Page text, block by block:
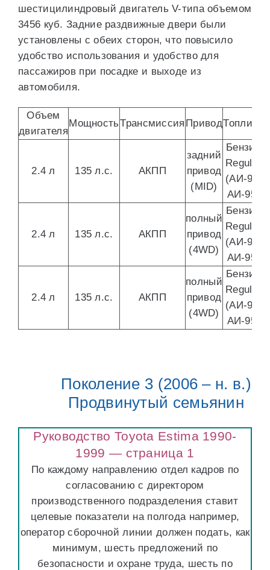
шестицилиндровый двигатель V-типа объемом
3456 куб. Задние раздвижные двери были
установлены с обеих сторон, что повысило
удобство использования и удобство для
пассажиров при посадке и выходе из
автомобиля.
Объем
двигателя
МощностьТрансмиссия ПриводТопливо
2.4 л 135 л.с. АКПП
задний
привод
(MID)
Бензин
Regular
(АИ-92,
АИ-95)
2.4 л 135 л.с. АКПП
полный
привод
(4WD)
Бензин
Regular
(АИ-92,
АИ-95)
2.4 л 135 л.с. АКПП
полный
привод
(4WD)
Бензин
Regular
(АИ-92,
АИ-95)
Поколение 3 (2006 – н. в.)
Продвинутый семьянин
Руководство Toyota Estima 1990-
1999 — страница 1
По каждому направлению отдел кадров по
согласованию с директором
производственного подразделения ставит
целевые показатели на полгода например,
оператор сборочной линии должен подать, как
минимум, шесть предложений по
безопасности и охране труда, шесть по